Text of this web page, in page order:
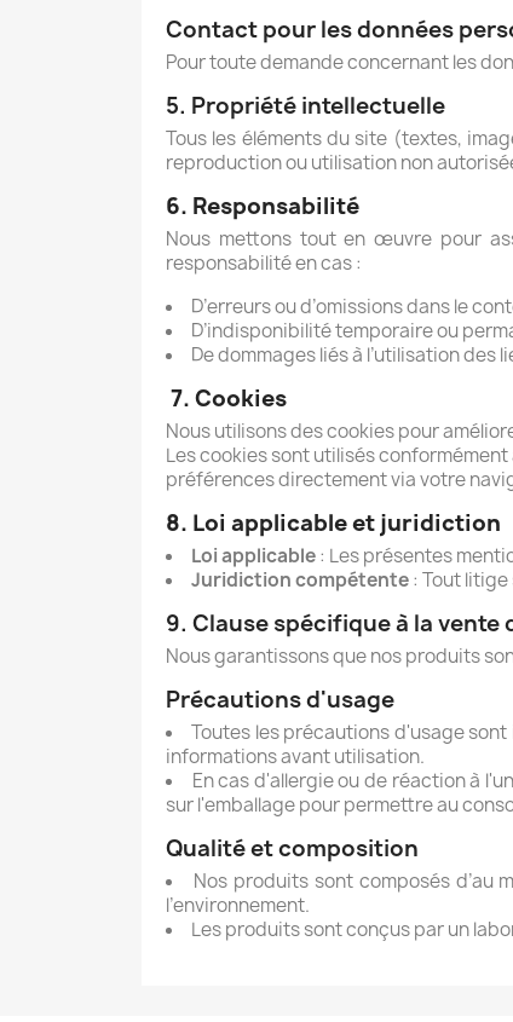
Contact pour les données
Pour toute demande concernant les
5. Propriété intellectuelle
Tous les éléments du site (textes,
reproduction ou utilisation non
6. Responsabilité
Nous mettons tout en œuvre pour
responsabilité en cas :
D’erreurs ou d’omissions dans le
D’indisponibilité temporaire ou
De dommages liés à l’utilisation des
7. Cookies
Nous utilisons des cookies pour
Les cookies sont utilisés
préférences directement via votre
8. Loi applicable et juridiction
Loi applicable: Les présentes
Juridiction compétente: Tout
9. Clause spécifique à la vente
Nous garantissons que nos produits
Précautions d'usage
Toutes les précautions d'usage
informations avant utilisation.
En cas d'allergie ou de réaction à
sur l'emballage pour permettre au
Qualité et composition
Nos produits sont composés d’au
l’environnement.
Les produits sont conçus par un